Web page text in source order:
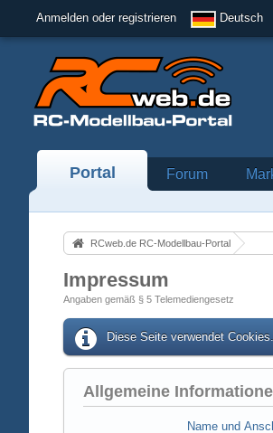
Anmelden oder registrieren Deutsch
Portal Forum
RCweb.de RC-Modellbau-Portal
Impressum
Angaben gemäß § 5 Telemediengesetz
Diese Seite verwendet
Allgemeine
Name und